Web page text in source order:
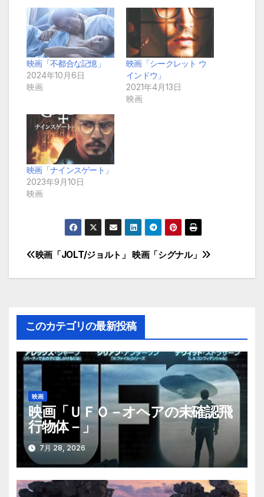
映画「不都合な記憶」
2024年10月6日
映画
映画「シークレット ウ
インドウ」
2021年4月13日
映画
映画「ナインスゲート」
2023年9月10日
映画
投
稿
ナ
ビ
ゲ
ー
シ
ョ
ン
映画「シグナル」
映画「JOLT/ジョルト」
このカテゴリの最新投稿
映画
映画「ＵＦＯ－オヘアの未確認飛
行物体－」
7月 28, 2026